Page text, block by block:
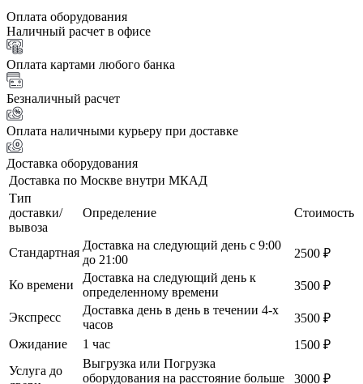
Оплата оборудования
Наличный расчет в офисе
Оплата картами любого банка
Безналичный расчет
Оплата наличными курьеру при доставке
Доставка оборудования
Доставка по Москве внутри МКАД
Тип
доставки/
вывоза
Определение Стоимость
Стандартная
Доставка на следующий день с 9:00
до 21:00
2500 ₽
Ко времени
Доставка на следующий день к
определенному времени
3500 ₽
Экспресс
Доставка день в день в течении 4-х
часов
3500 ₽
Ожидание
1 час
1500 ₽
Услуга до
Выгрузка или Погрузка
оборудования на расстояние больше
3000 ₽